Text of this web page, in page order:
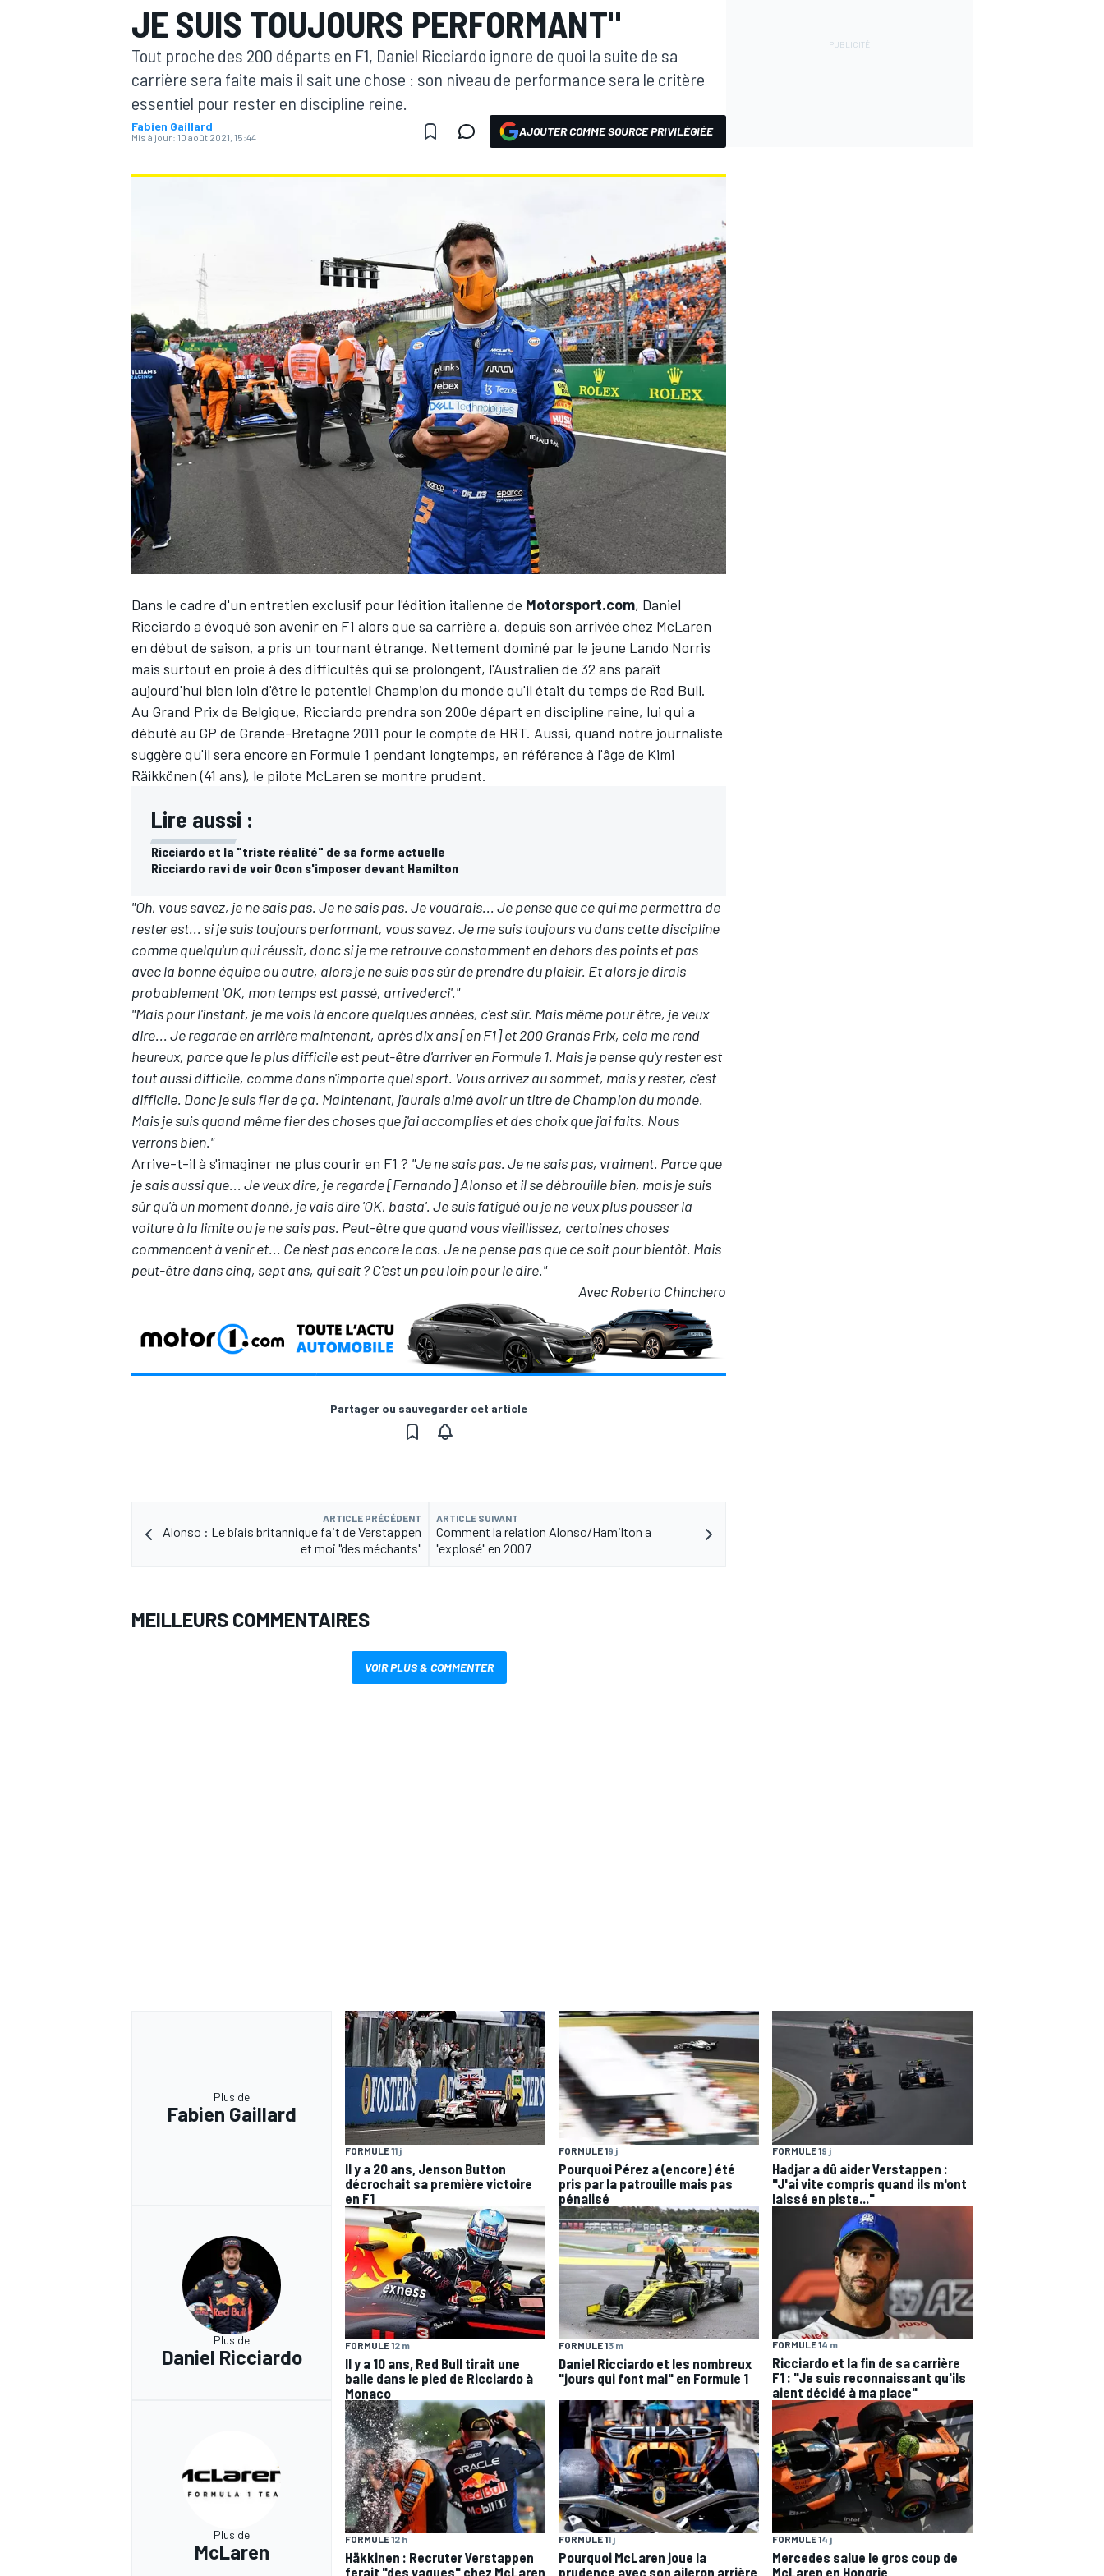
MOTOGP
WRC
WEC
JE SUIS TOUJOURS PERFORMANT"
Tout proche des 200 départs en F1, Daniel Ricciardo ignore de quoi la suite de sa
carrière sera faite mais il sait une chose : son niveau de performance sera le critère
essentiel pour rester en discipline reine.
Fabien Gaillard
Mis à jour: 10 août 2021, 15:44 AJOUTER COMME SOURCE PRIVILÉGIÉE
Dans le cadre d'un entretien exclusif pour l'édition italienne de Motorsport.com, Daniel
Ricciardo a évoqué son avenir en F1 alors que sa carrière a, depuis son arrivée chez McLaren
en début de saison, a pris un tournant étrange. Nettement dominé par le jeune Lando Norris
mais surtout en proie à des difficultés qui se prolongent, l'Australien de 32 ans paraît
aujourd'hui bien loin d'être le potentiel Champion du monde qu'il était du temps de Red Bull.
Au Grand Prix de Belgique, Ricciardo prendra son 200e départ en discipline reine, lui qui a
débuté au GP de Grande-Bretagne 2011 pour le compte de HRT. Aussi, quand notre journaliste
suggère qu'il sera encore en Formule 1 pendant longtemps, en référence à l'âge de Kimi
Räikkönen (41 ans), le pilote McLaren se montre prudent.
Lire aussi :
Ricciardo et la "triste réalité" de sa forme actuelle
Ricciardo ravi de voir Ocon s'imposer devant Hamilton
"Oh, vous savez, je ne sais pas. Je ne sais pas. Je voudrais... Je pense que ce qui me permettra de
rester est... si je suis toujours performant, vous savez. Je me suis toujours vu dans cette discipline
comme quelqu'un qui réussit, donc si je me retrouve constamment en dehors des points et pas
avec la bonne équipe ou autre, alors je ne suis pas sûr de prendre du plaisir. Et alors je dirais
probablement 'OK, mon temps est passé, arrivederci'."
"Mais pour l'instant, je me vois là encore quelques années, c'est sûr. Mais même pour être, je veux
dire... Je regarde en arrière maintenant, après dix ans [en F1] et 200 Grands Prix, cela me rend
heureux, parce que le plus difficile est peut-être d'arriver en Formule 1. Mais je pense qu'y rester est
tout aussi difficile, comme dans n'importe quel sport. Vous arrivez au sommet, mais y rester, c'est
difficile. Donc je suis fier de ça. Maintenant, j'aurais aimé avoir un titre de Champion du monde.
Mais je suis quand même fier des choses que j'ai accomplies et des choix que j'ai faits. Nous
verrons bien."
Arrive-t-il à s'imaginer ne plus courir en F1 ? "Je ne sais pas. Je ne sais pas, vraiment. Parce que
je sais aussi que... Je veux dire, je regarde [Fernando] Alonso et il se débrouille bien, mais je suis
sûr qu'à un moment donné, je vais dire 'OK, basta'. Je suis fatigué ou je ne veux plus pousser la
voiture à la limite ou je ne sais pas. Peut-être que quand vous vieillissez, certaines choses
commencent à venir et... Ce n'est pas encore le cas. Je ne pense pas que ce soit pour bientôt. Mais
peut-être dans cinq, sept ans, qui sait ? C'est un peu loin pour le dire."
Avec Roberto Chinchero
Partager ou sauvegarder cet article
ARTICLE PRÉCÉDENT
Alonso : Le biais britannique fait de Verstappen
et moi "des méchants"
ARTICLE SUIVANT
Comment la relation Alonso/Hamilton a
"explosé" en 2007
MEILLEURS COMMENTAIRES
VOIR PLUS & COMMENTER
Plus de
Fabien Gaillard
FORMULE 11 j
Il y a 20 ans, Jenson Button
décrochait sa première victoire
en F1
FORMULE 19 j
Pourquoi Pérez a (encore) été
pris par la patrouille mais pas
pénalisé
FORMULE 19 j
Hadjar a dû aider Verstappen :
"J'ai vite compris quand ils m'ont
laissé en piste..."
Plus de
Daniel Ricciardo
FORMULE 12 m
Il y a 10 ans, Red Bull tirait une
balle dans le pied de Ricciardo à
Monaco
FORMULE 13 m
Daniel Ricciardo et les nombreux
"jours qui font mal" en Formule 1
FORMULE 14 m
Ricciardo et la fin de sa carrière
F1 : "Je suis reconnaissant qu'ils
aient décidé à ma place"
Plus de
McLaren
FORMULE 12 h
Häkkinen : Recruter Verstappen
ferait "des vagues" chez McLaren
FORMULE 11 j
Pourquoi McLaren joue la
prudence avec son aileron arrière
FORMULE 14 j
Mercedes salue le gros coup de
McLaren en Hongrie